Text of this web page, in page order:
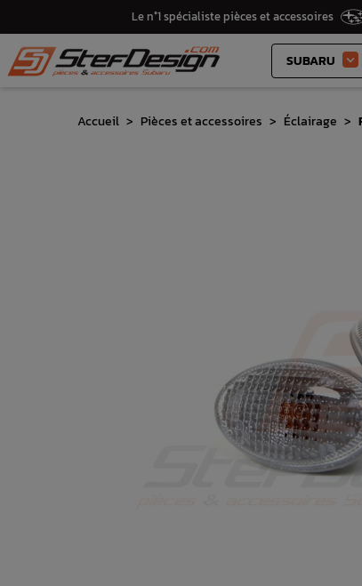
Le n°1 spécialiste pièces et accessoires
SUBARU 
Accueil Pièces et accessoires Éclairage